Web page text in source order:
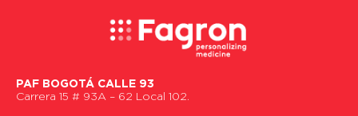
PAF BOGOTÁ CALLE 93
Carrera 15 # 93A – 62 Local 102.